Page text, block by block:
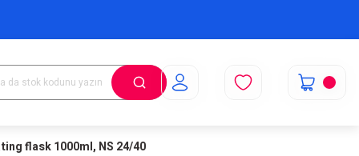
flask 1000ml, NS 24/40